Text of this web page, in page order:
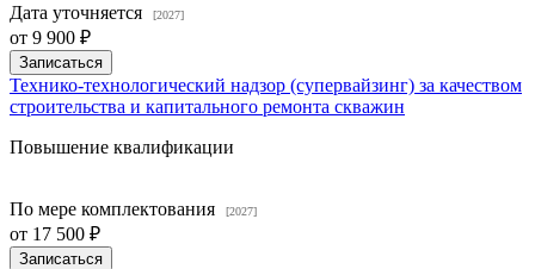
Дата уточняется [2027]
от 9 900 ₽
Записаться
Технико-технологический надзор (супервайзинг) за качеством
строительства и капитального ремонта скважин
Повышение квалификации
По мере комплектования [2027]
от 17 500 ₽
Записаться